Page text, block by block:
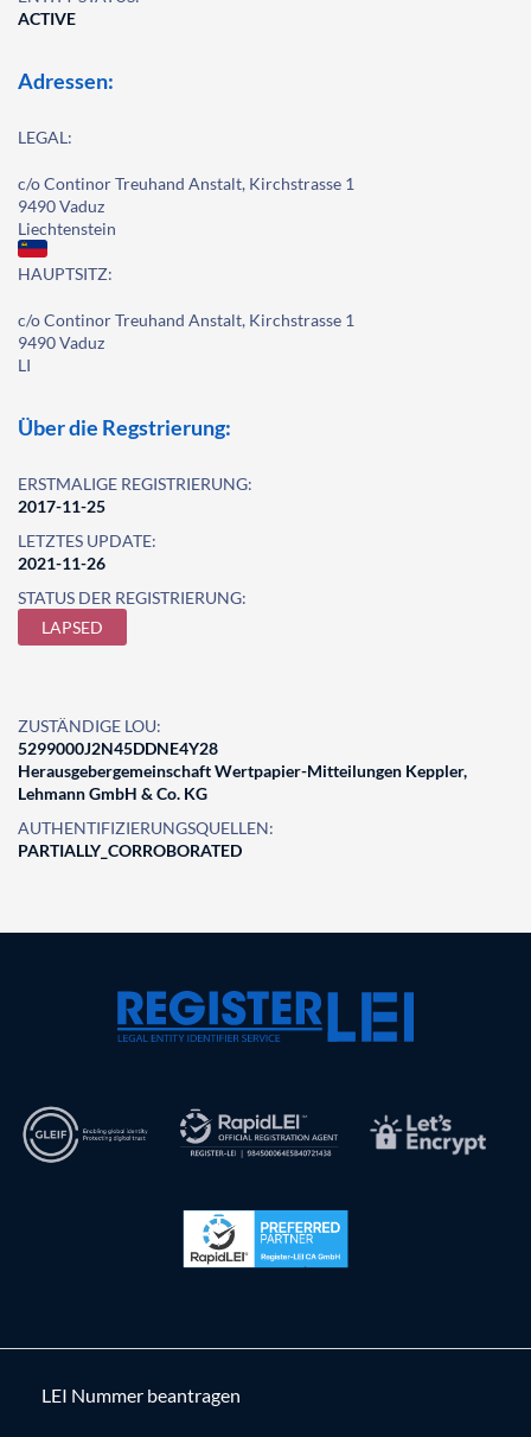
ACTIVE
Adressen:
LEGAL:
c/o Continor Treuhand Anstalt, Kirchstrasse 1
9490 Vaduz
Liechtenstein
HAUPTSITZ:
c/o Continor Treuhand Anstalt, Kirchstrasse 1
9490 Vaduz
LI
Über die Regstrierung:
ERSTMALIGE REGISTRIERUNG:
2017-11-25
LETZTES UPDATE:
2021-11-26
STATUS DER REGISTRIERUNG:
LAPSED
ZUSTÄNDIGE LOU:
5299000J2N45DDNE4Y28
Herausgebergemeinschaft Wertpapier-Mitteilungen Keppler,
Lehmann GmbH & Co. KG
AUTHENTIFIZIERUNGSQUELLEN:
PARTIALLY_CORROBORATED
LEI Nummer beantragen